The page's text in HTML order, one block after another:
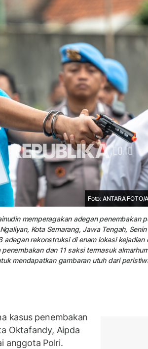
Foto: ANTARA FOTO/
memperagakan adegan penembakan
Kota Semarang, Jawa Tengah, Senin
rekonstruksi di enam lokasi kejadian
dan 11 saksi termasuk
mendapatkan gambaran utuh dari
kasus penembakan
Oktafandy, Aipda
anggota Polri.